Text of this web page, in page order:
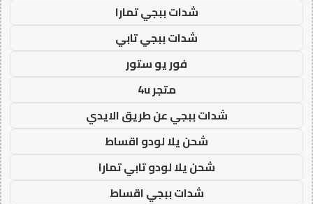
شدات ببجي تمارا
شدات ببجي تابي
فور يو ستور
متجر 4u
شدات ببجي عن طريق الايدي
شحن يلا لودو اقساط
شحن يلا لودو تابي تمارا
شدات ببجي اقساط